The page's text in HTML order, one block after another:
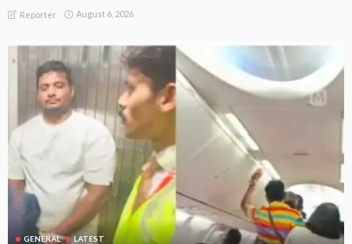
Reporter August 6, 2026
GENERAL LATEST